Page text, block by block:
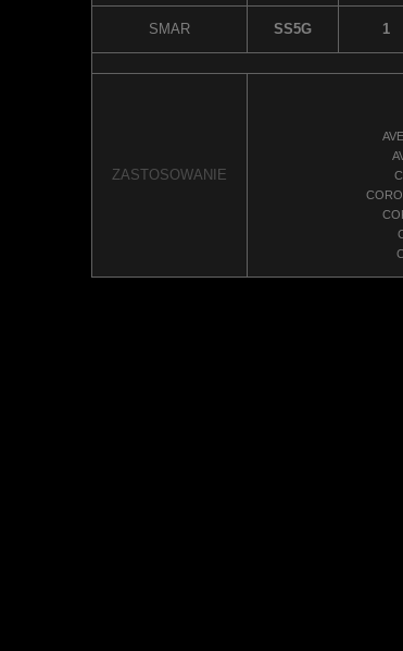
SMAR SS5G 1
ZASTOSOWANIE